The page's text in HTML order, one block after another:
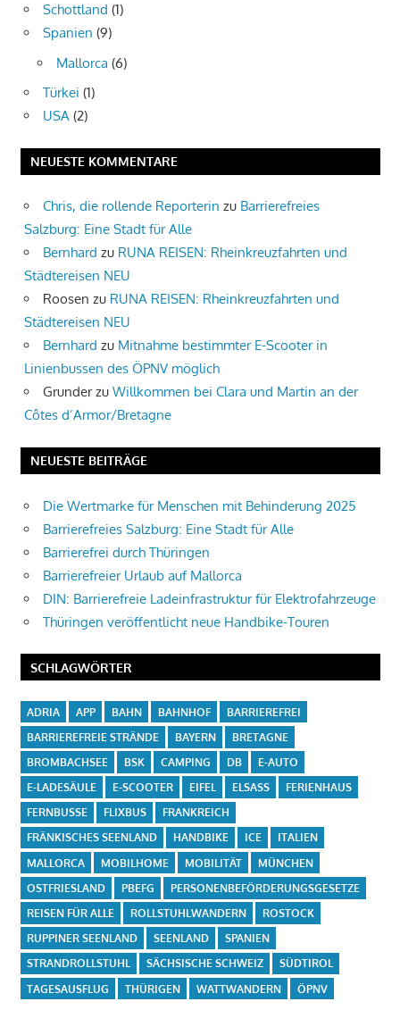
Schottland (1)
Spanien (9)
Mallorca (6)
Türkei (1)
USA (2)
NEUESTE KOMMENTARE
Chris, die rollende Reporterin zu Barrierefreies
Salzburg: Eine Stadt für Alle
Bernhard zu RUNA REISEN: Rheinkreuzfahrten und
Städtereisen NEU
Roosen zu RUNA REISEN: Rheinkreuzfahrten und
Städtereisen NEU
Bernhard zu Mitnahme bestimmter E-Scooter in
Linienbussen des ÖPNV möglich
Grunderzu Willkommen bei Clara und Martin an der
Côtes d’Armor/Bretagne
NEUESTE BEITRÄGE
Die Wertmarke für Menschen mit Behinderung 2025
Barrierefreies Salzburg: Eine Stadt für Alle
Barrierefrei durch Thüringen
Barrierefreier Urlaub auf Mallorca
DIN: Barrierefreie Ladeinfrastruktur für Elektrofahrzeuge
Thüringen veröffentlicht neue Handbike-Touren
SCHLAGWÖRTER
ADRIA APP BAHN BAHNHOF
BARRIEREFREI
BARRIEREFREIE STRÄNDE
BAYERN
BRETAGNE
BROMBACHSEE
BSK CAMPING DB
E-AUTO
E-LADESÄULE
E-SCOOTER EIFEL ELSASS
FERIENHAUS
FERNBUSSE
FLIXBUS
FRANKREICH
FRÄNKISCHES SEENLAND
HANDBIKE ICE
ITALIEN
MALLORCA
MOBILHOME MOBILITÄT
MÜNCHEN
OSTFRIESLAND
PBEFG
PERSONENBEFÖRDERUNGSGESETZE
REISEN FÜR ALLE
ROLLSTUHLWANDERN
ROSTOCK
RUPPINER SEENLAND
SEENLAND
SPANIEN
STRANDROLLSTUHL
SÄCHSISCHE SCHWEIZ
SÜDTIROL
TAGESAUSFLUG
THÜRIGEN WATTWANDERN ÖPNV